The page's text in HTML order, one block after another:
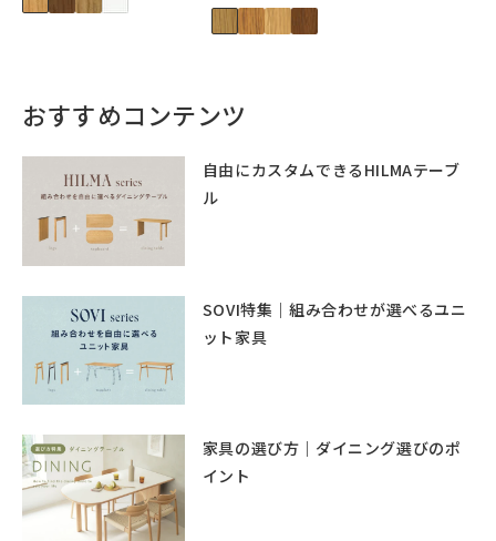
おすすめコンテンツ
自由にカスタムできるHILMAテーブ
ル
SOVI特集｜組み合わせが選べるユニ
ット家具
家具の選び方｜ダイニング選びのポ
イント